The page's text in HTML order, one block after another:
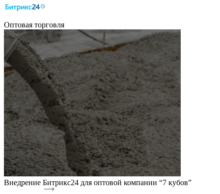
Оптовая торговля
Внедрение Битрикс24 для оптовой компании “7 кубов”